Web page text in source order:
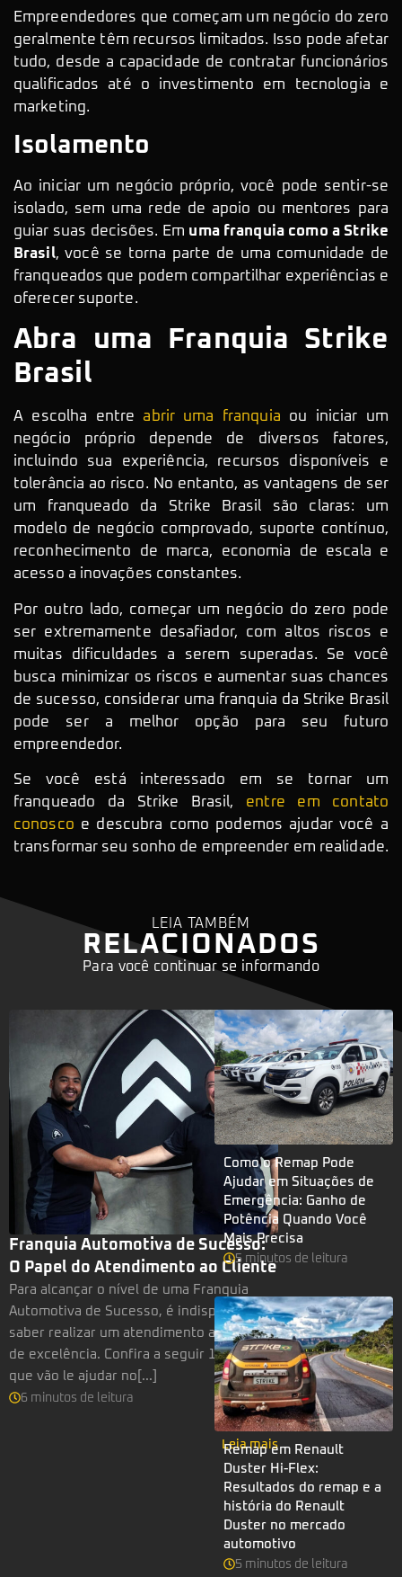
Empreendedores que começam um negócio do zero
geralmente têm recursos limitados. Isso pode afetar
tudo, desde a capacidade de contratar funcionários
qualificados até o investimento em tecnologia e
marketing.
Isolamento
Ao iniciar um negócio próprio, você pode sentir-se
isolado, sem uma rede de apoio ou mentores para
guiar suas decisões. Em uma franquia como a Strike
Brasil, você se torna parte de uma comunidade de
franqueados que podem compartilhar experiências e
oferecer suporte.
Abra uma Franquia Strike
Brasil
A escolha entre abrir uma franquia ou iniciar um
negócio próprio depende de diversos fatores,
incluindo sua experiência, recursos disponíveis e
tolerância ao risco. No entanto, as vantagens de ser
um franqueado da Strike Brasil são claras: um
modelo de negócio comprovado, suporte contínuo,
reconhecimento de marca, economia de escala e
acesso a inovações constantes.
Por outro lado, começar um negócio do zero pode
ser extremamente desafiador, com altos riscos e
muitas dificuldades a serem superadas. Se você
busca minimizar os riscos e aumentar suas chances
de sucesso, considerar uma franquia da Strike Brasil
pode ser a melhor opção para seu futuro
empreendedor.
Se você está interessado em se tornar um
franqueado da Strike Brasil, entre em contato
conosco e descubra como podemos ajudar você a
transformar seu sonho de empreender em realidade.
LEIA TAMBÉM
RELACIONADOS
Para você continuar se informando
Franquia Automotiva de Sucesso:
O Papel do Atendimento ao Cliente
Para alcançar o nível de uma Franquia
Automotiva de Sucesso, é indispensável
saber realizar um atendimento ao cliente
de excelência. Confira a seguir 12 dicas
que vão le ajudar no[...]
6 minutos de leitura
Leia mais
Como o Remap Pode
Ajudar em Situações de
Emergência: Ganho de
Potência Quando Você
Mais Precisa
5 minutos de leitura
Remap em Renault
Duster Hi-Flex:
Resultados do remap e a
história do Renault
Duster no mercado
automotivo
5 minutos de leitura